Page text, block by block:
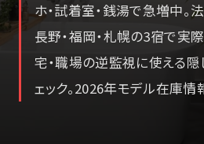
ホ・試着室・銭湯で急増中
長野・福岡・札幌の3宿で実
宅・職場の逆監視に使える隠
ェック。2026年モデル在庫情